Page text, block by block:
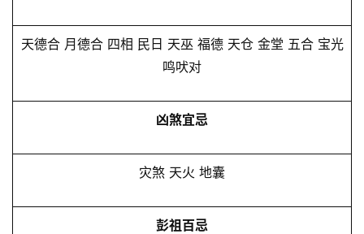
天德合 月德合 四相 民日 天巫 福德 天仓 金堂 五合 宝光
鸣吠对
凶煞宜忌
灾煞 天火 地囊
彭祖百忌